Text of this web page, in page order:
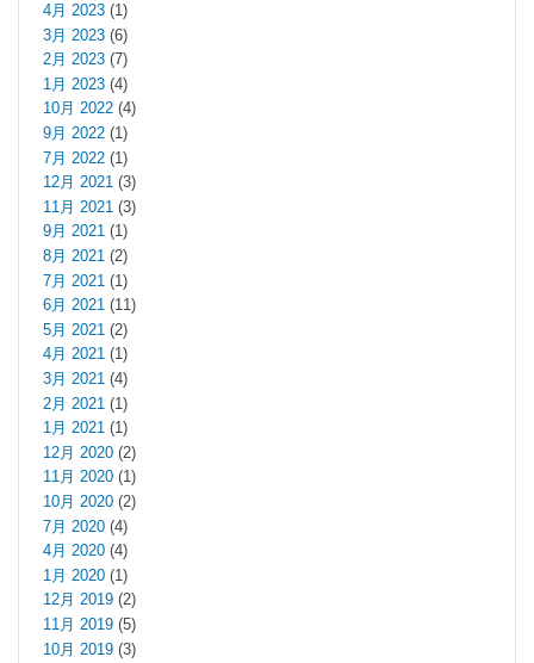
4月 2023 (1)
3月 2023 (6)
2月 2023 (7)
1月 2023 (4)
10月 2022 (4)
9月 2022 (1)
7月 2022 (1)
12月 2021 (3)
11月 2021 (3)
9月 2021 (1)
8月 2021 (2)
7月 2021 (1)
6月 2021 (11)
5月 2021 (2)
4月 2021 (1)
3月 2021 (4)
2月 2021 (1)
1月 2021 (1)
12月 2020 (2)
11月 2020 (1)
10月 2020 (2)
7月 2020 (4)
4月 2020 (4)
1月 2020 (1)
12月 2019 (2)
11月 2019 (5)
10月 2019 (3)